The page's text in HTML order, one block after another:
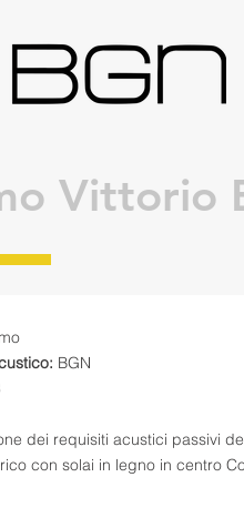
Vittorio
BGN
dei requisiti acustici passivi
con solai in legno in centro